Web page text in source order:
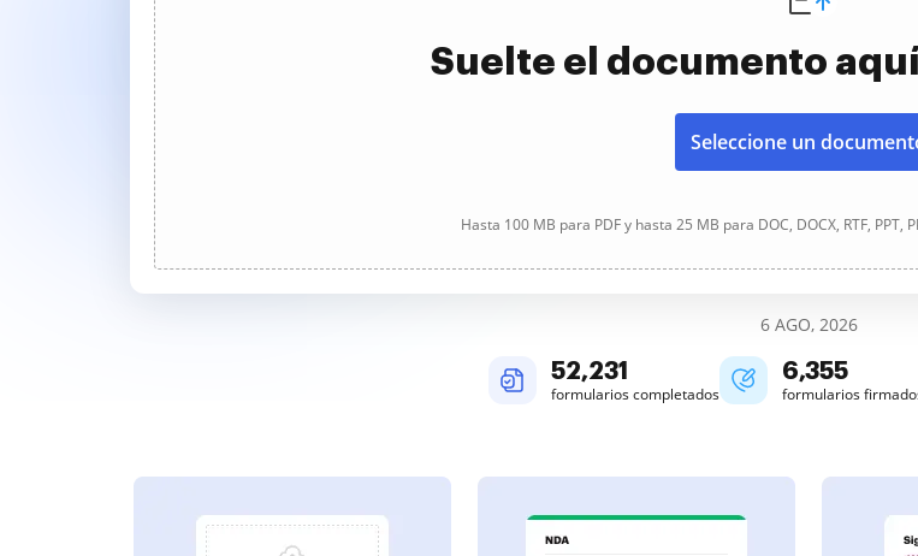
Suelte el documento
Seleccione un
Hasta 100 MB para PDF y hasta 25 MB para DOC, DOCX, RTF, PPT,
6 AGO, 2026
52,233
formularios completados
6,355
formularios